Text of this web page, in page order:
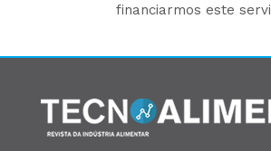
financiarmos este